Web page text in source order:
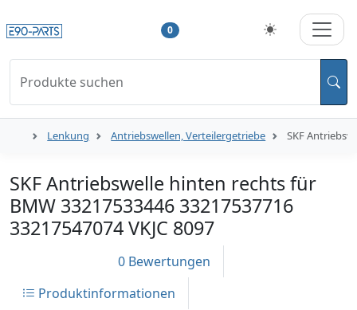
0
Produkte suchen
Lenkung Antriebswellen, Verteilergetriebe SKF
SKF Antriebswelle hinten rechts für
BMW 33217533446 33217537716
33217547074 VKJC 8097
0 Bewertungen
Produktinformationen